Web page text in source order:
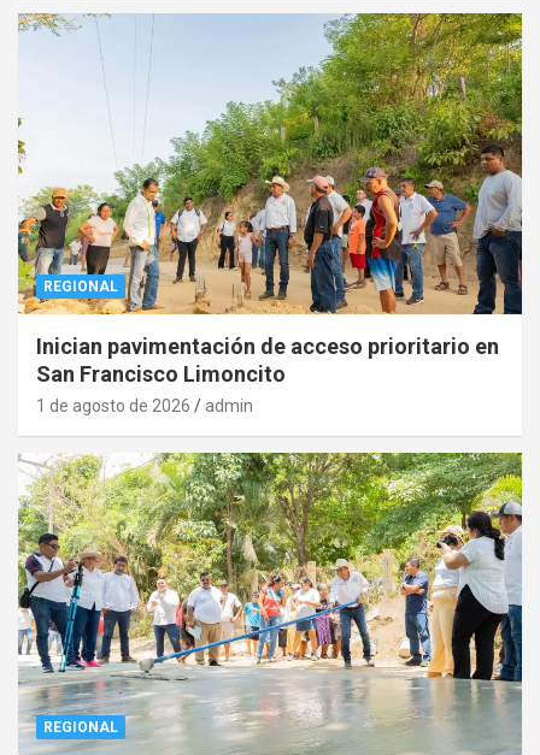
REGIONAL
Inician pavimentación de acceso prioritario en
San Francisco Limoncito
1 de agosto de 2026 admin
REGIONAL